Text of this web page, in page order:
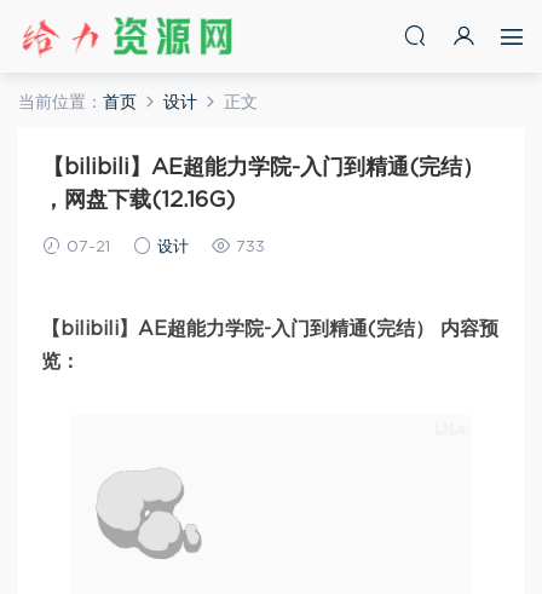
当前位置： 首页 设计 正文
【bilibili】AE超能力学院-入门到精通(完结）
，网盘下载(12.16G)
07-21 设计 733
【bilibili】AE超能力学院-入门到精通(完结） 内容预
览：